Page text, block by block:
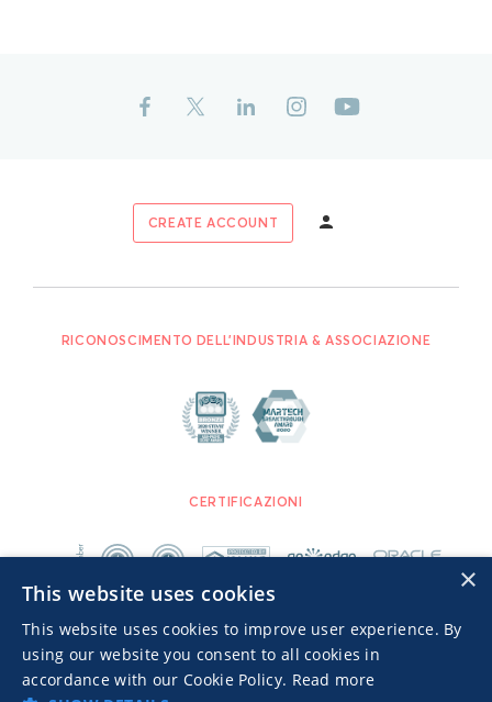
CREATE ACCOUNT
RICONOSCIMENTO DELL'INDUSTRIA & ASSOCIAZIONE
CERTIFICAZIONI
×
This website uses cookies
This website uses cookies to improve user experience. By
using our website you consent to all cookies in
accordance with our Cookie Policy. Read more